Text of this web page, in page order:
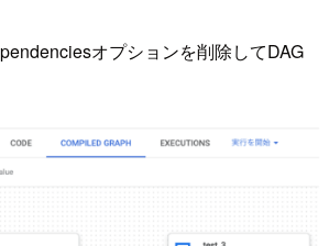
オプションを削除してDAG